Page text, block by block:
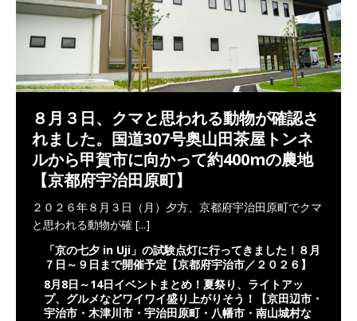
８月３日、クマと思われる動物が確認さ
れました。国道307号奥山田茶屋トンネ
ルから甲賀市に向かって約400mの農地
【京都府宇治田原町】
２０２６年８月３日（月）夕方、京都府宇治田原町でクマ
と思われる動物が確 [...]
「京の七夕 in Uji」の試験点灯に行ってきました！８月
７日～９日まで開催予定【京都府宇治市／２０２６】
8月8日～14日イベントまとめ！夏祭り、ライトアッ
プ、グルメなどワイワイ盛り上がりそう！【京田辺市・
宇治市・木津川市・宇治田原町・八幡市・南山城村な